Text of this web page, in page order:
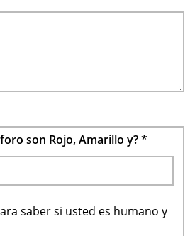
son Rojo, Amarillo y?*
saber si usted es humano y